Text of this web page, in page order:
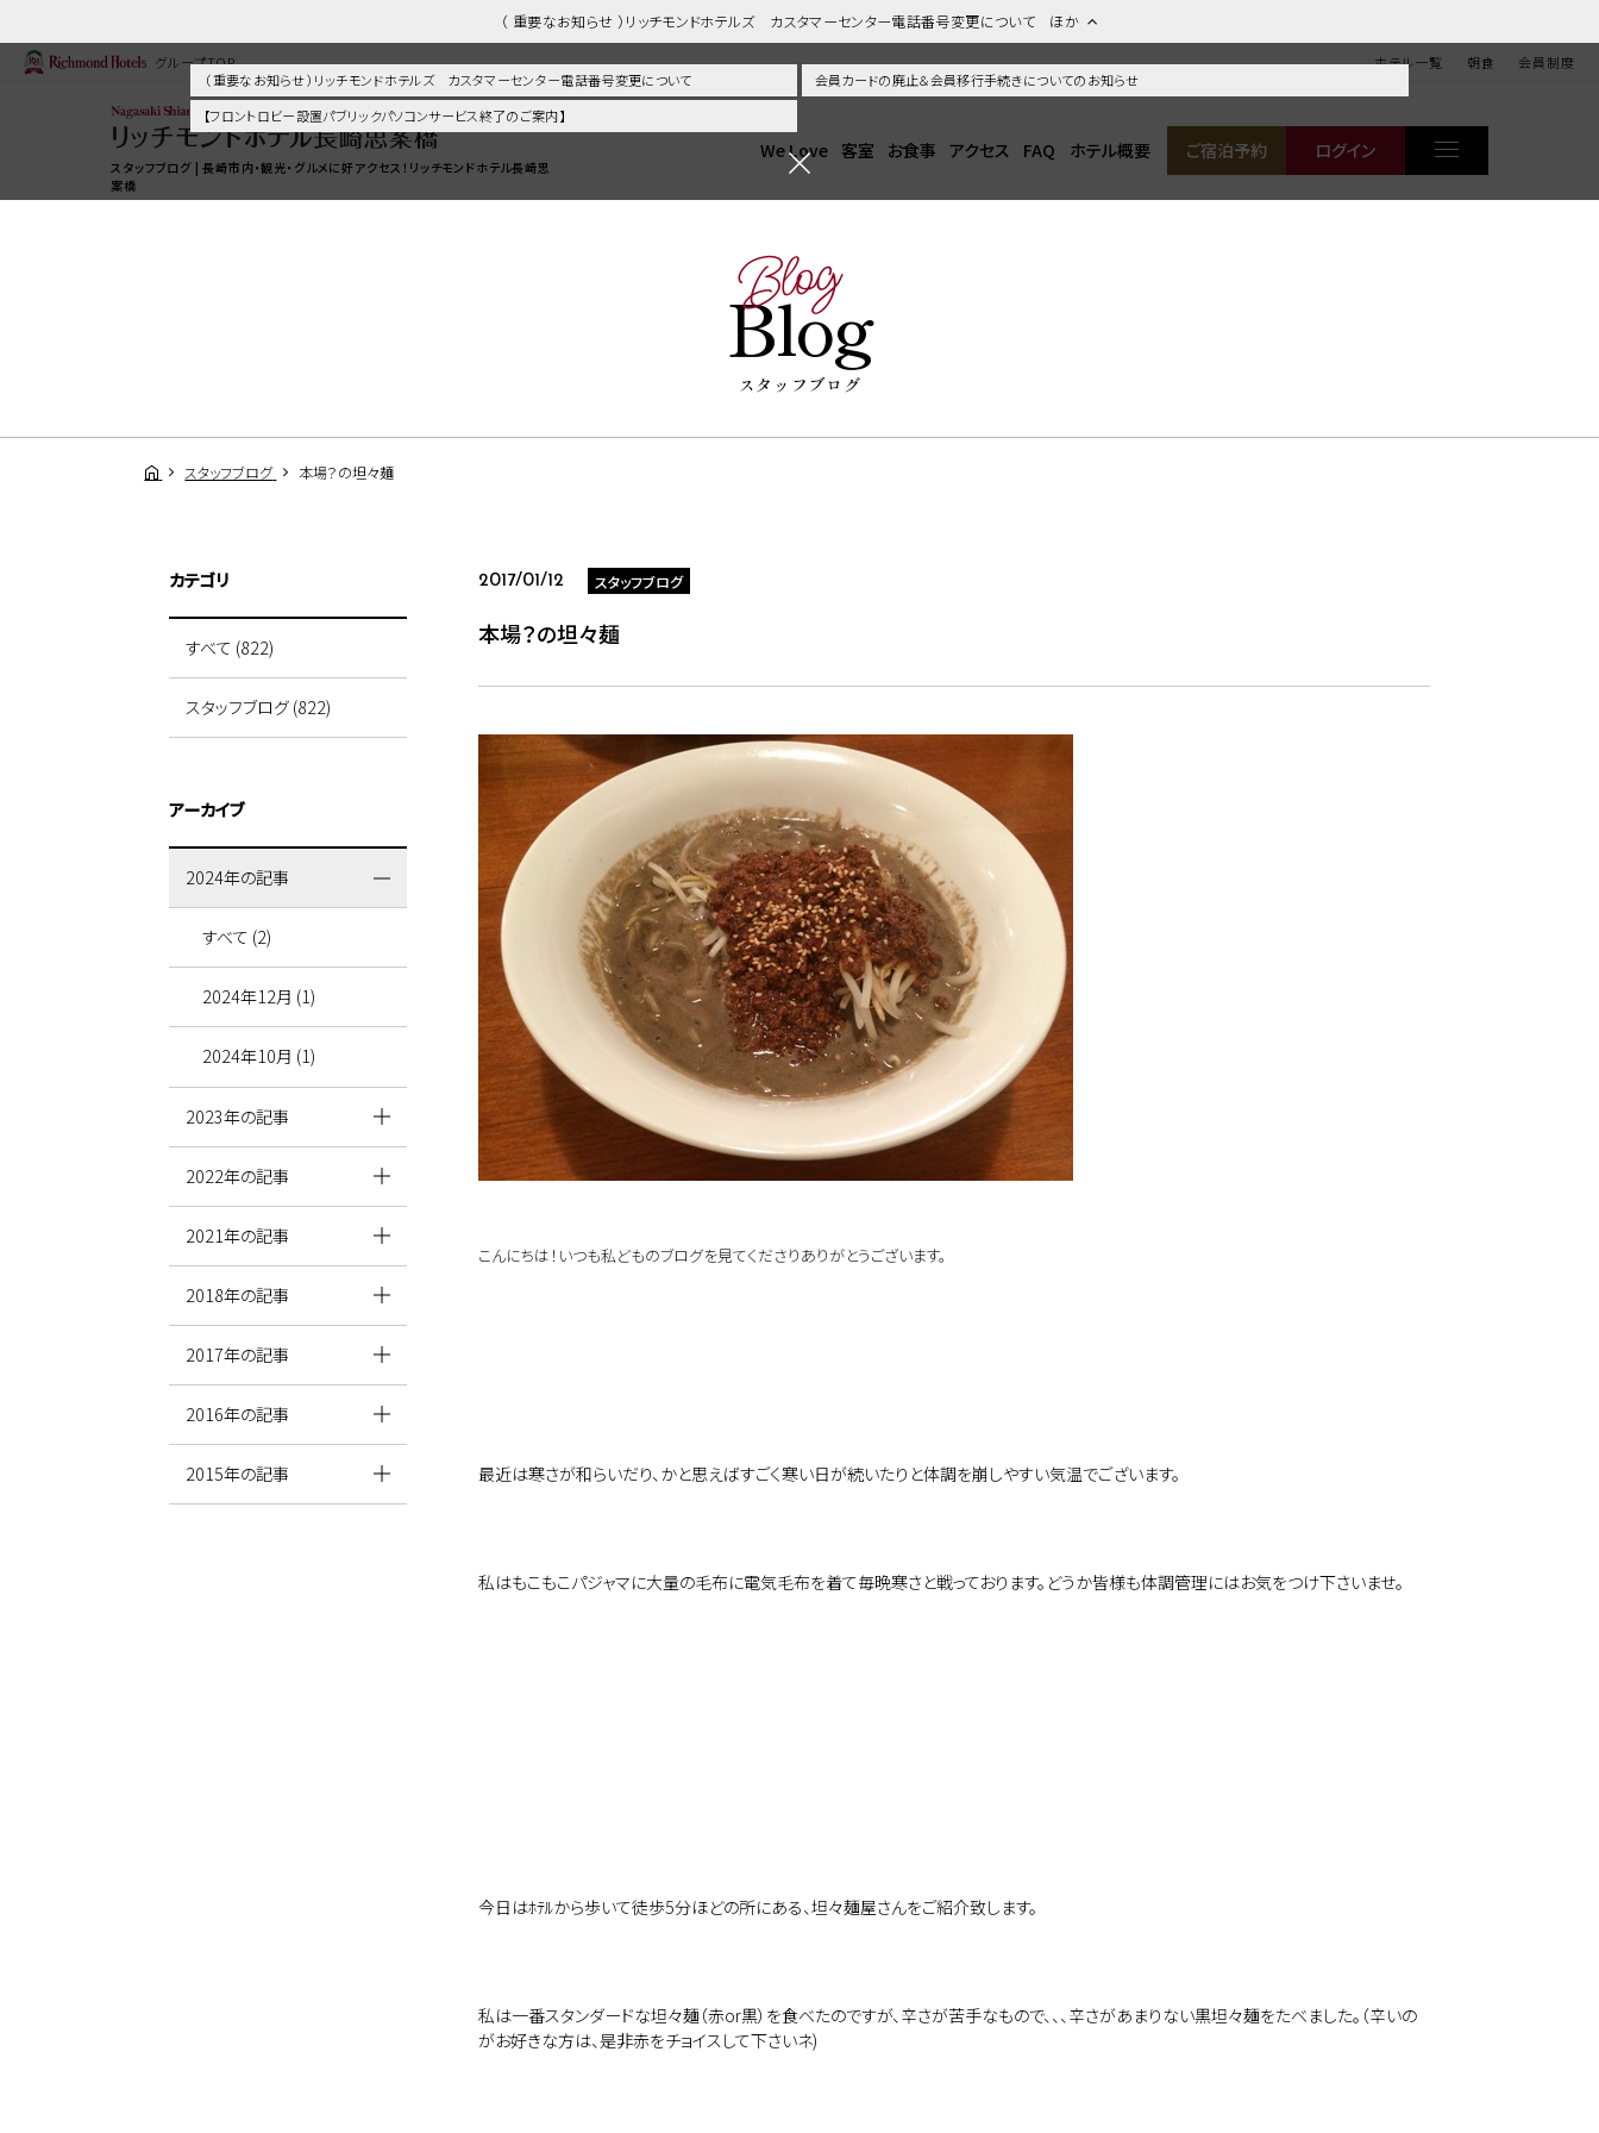
（ 重要なお知らせ ）リッチモンドホテルズ カスタマーセンター電話番号変更について ほか
（ 重要なお知らせ ）リッチモンドホテルズ カスタマーセンター電話番号変更について
会員カードの廃止＆会員移行手続きについてのお知らせ
【フロントロビー設置パブリックパソコンサービス終了のご案内】
グループTOP ホテル一覧 朝食 会員制度
スタッフブログ | 長崎市内・観光・グルメに好アクセス！リッチモンドホテル長崎思
案橋
We Love 客室 お食事 アクセス FAQ ホテル概要 ご宿泊予約 ログイン
Blog
Blog
スタッフブログ
スタッフブログ 本場？の坦々麺
2017/01/12 スタッフブログ
本場？の坦々麺
こんにちは！ いつも私どものブログを見てくださりありがとうございます。
最近は寒さが和らいだり、かと思えばすごく寒い日が続いたりと体調を崩しやすい気温でございます。
私はもこもこパジャマに大量の毛布に電気毛布を着て毎晩寒さと戦っております。どうか皆様も体調管理にはお気をつけ下さいませ。
今日はﾎﾃﾙから歩いて徒歩5分ほどの所にある、坦々麺屋さんをご紹介致します。
私は一番スタンダードな坦々麺（赤or黒）を食べたのですが、辛さが苦手なもので、、、辛さがあまりない黒坦々麺をたべました。（辛いの
がお好きな方は、是非赤をチョイスして下さいネ)
カテゴリ
すべて (822)
スタッフブログ (822)
アーカイブ
2024年の記事
すべて (2)
2024年12月 (1)
2024年10月 (1)
2023年の記事
2022年の記事
2021年の記事
2018年の記事
2017年の記事
2016年の記事
2015年の記事